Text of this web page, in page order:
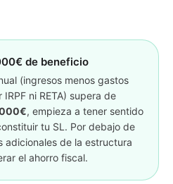
de beneficio
(ingresos menos gastos
ni RETA) supera de
, empieza a tener sentido
tu SL. Por debajo de
adicionales de la estructura
el ahorro fiscal.